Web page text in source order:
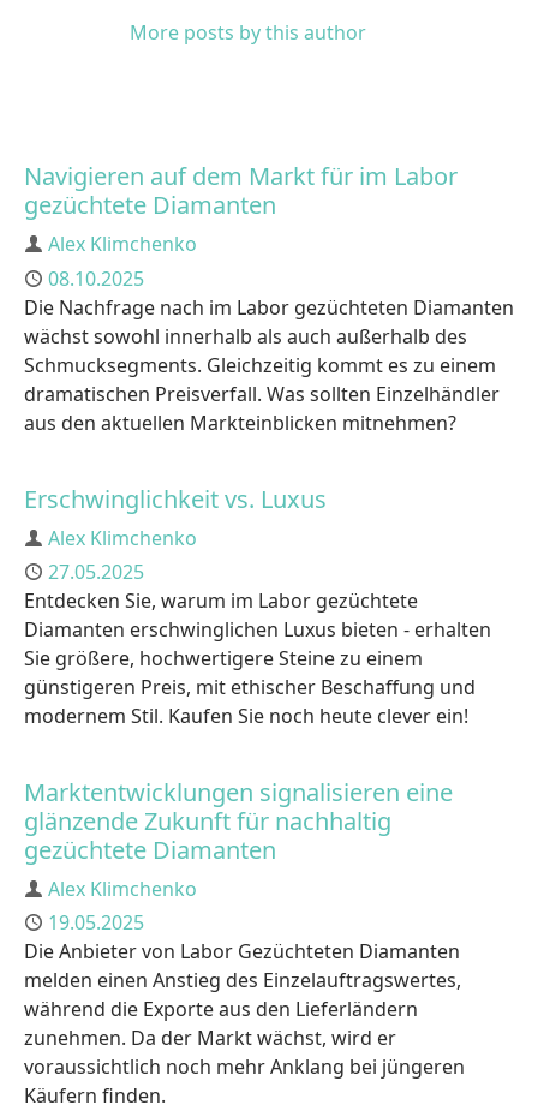
More posts by this author
Navigieren auf dem Markt für im Labor
gezüchtete Diamanten
Author
Alex Klimchenko
Published
08.10.2025
Die Nachfrage nach im Labor gezüchteten Diamanten
wächst sowohl innerhalb als auch außerhalb des
Schmucksegments. Gleichzeitig kommt es zu einem
dramatischen Preisverfall. Was sollten Einzelhändler
aus den aktuellen Markteinblicken mitnehmen?
Erschwinglichkeit vs. Luxus
Author
Alex Klimchenko
Published
27.05.2025
Entdecken Sie, warum im Labor gezüchtete
Diamanten erschwinglichen Luxus bieten - erhalten
Sie größere, hochwertigere Steine zu einem
günstigeren Preis, mit ethischer Beschaffung und
modernem Stil. Kaufen Sie noch heute clever ein!
Marktentwicklungen signalisieren eine
glänzende Zukunft für nachhaltig
gezüchtete Diamanten
Author
Alex Klimchenko
Published
19.05.2025
Die Anbieter von Labor Gezüchteten Diamanten
melden einen Anstieg des Einzelauftragswertes,
während die Exporte aus den Lieferländern
zunehmen. Da der Markt wächst, wird er
voraussichtlich noch mehr Anklang bei jüngeren
Käufern finden.